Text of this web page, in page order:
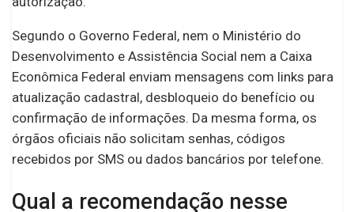
Segundo o Governo Federal, nem o Ministério do
Desenvolvimento e Assistência Social nem a Caixa
Econômica Federal enviam mensagens com links para
atualização cadastral, desbloqueio do benefício ou
confirmação de informações. Da mesma forma, os
órgãos oficiais não solicitam senhas, códigos
recebidos por SMS ou dados bancários por telefone.
Qual a recomendação nesse